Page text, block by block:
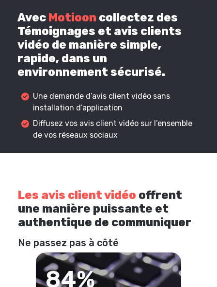
Avec Motioon collectez des
Témoignages et avis clients
vidéo de manière simple,
rapide, dans un
environnement sécurisé.
Une demande d’avis client vidéo sans
installation d’application
Diffusez vos avis client vidéo sur l’ensemble
de vos réseaux sociaux
Les avis client vidéo offrent
une manière puissante et
authentique de communiquer
Ne passez pas à côté
84%